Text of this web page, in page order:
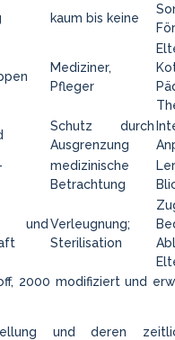
kaum bis keine
Mediziner,
Pfleger
Schutz durch
Ausgrenzung
medizinische
Betrachtung
und Verleugnung;
Sterilisation
2000 modifiziert und
und deren